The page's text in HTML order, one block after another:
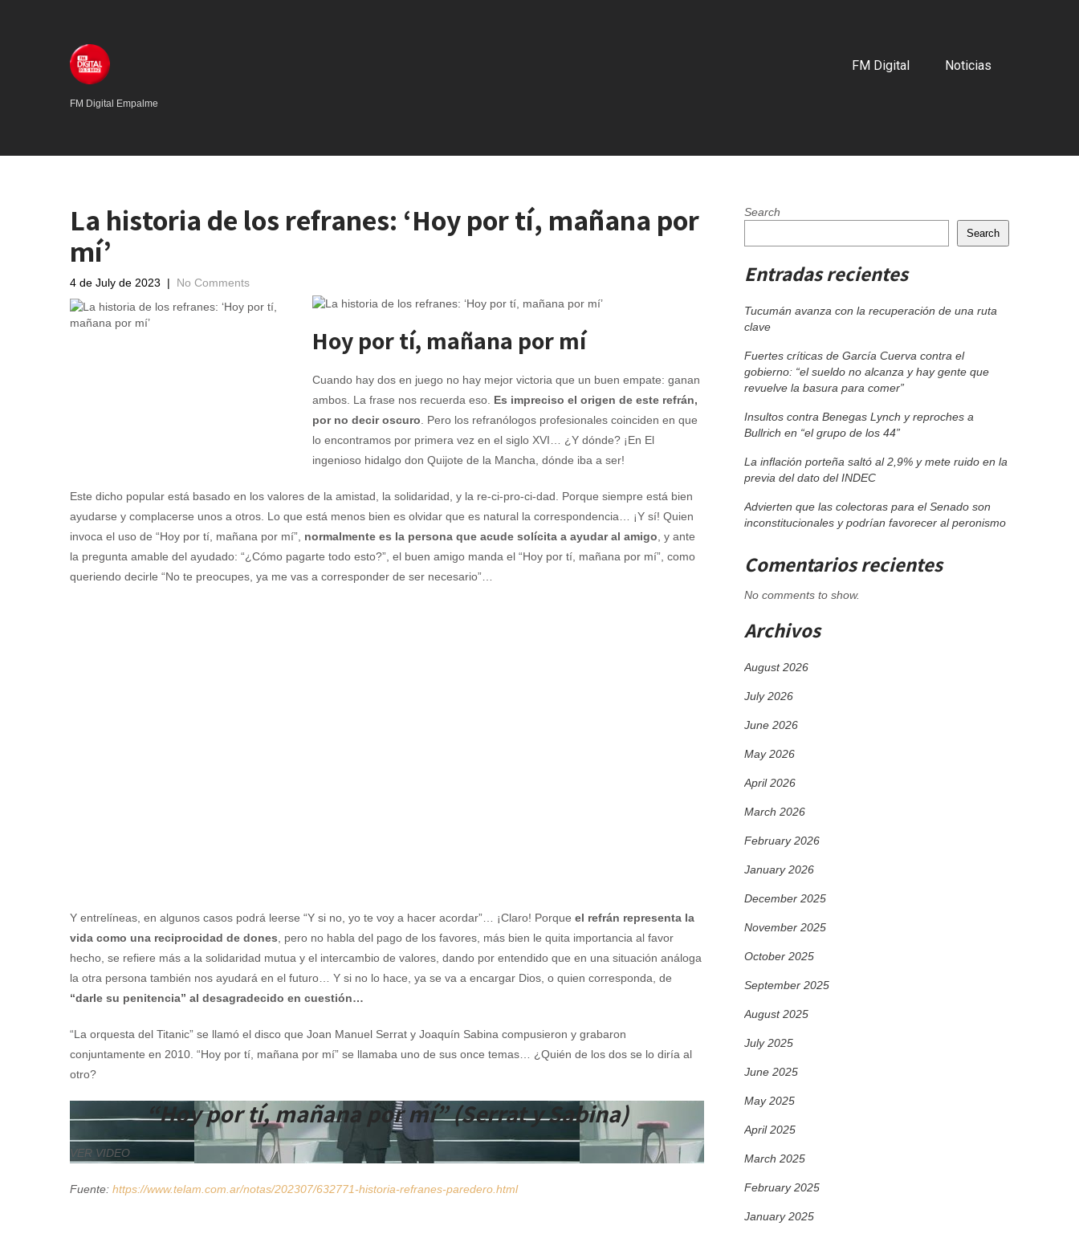
FM Digital Empalme
FM Digital Noticias
La historia de los refranes: ‘Hoy por tí, mañana por
mí’
4 de July de 2023 | No Comments
Hoy por tí, mañana por mí
Cuando hay dos en juego no hay mejor victoria que un buen empate: ganan
ambos. La frase nos recuerda eso. Es impreciso el origen de este refrán,
por no decir oscuro. Pero los refranólogos profesionales coinciden en que
lo encontramos por primera vez en el siglo XVI… ¿Y dónde? ¡En El
ingenioso hidalgo don Quijote de la Mancha, dónde iba a ser!
Este dicho popular está basado en los valores de la amistad, la solidaridad, y la re-ci-pro-ci-dad. Porque siempre está bien
ayudarse y complacerse unos a otros. Lo que está menos bien es olvidar que es natural la correspondencia… ¡Y sí! Quien
invoca el uso de “Hoy por tí, mañana por mí”, normalmente es la persona que acude solícita a ayudar al amigo, y ante
la pregunta amable del ayudado: “¿Cómo pagarte todo esto?”, el buen amigo manda el “Hoy por tí, mañana por mí”, como
queriendo decirle “No te preocupes, ya me vas a corresponder de ser necesario”…
Y entrelíneas, en algunos casos podrá leerse “Y si no, yo te voy a hacer acordar”… ¡Claro! Porque el refrán representa la
vida como una reciprocidad de dones, pero no habla del pago de los favores, más bien le quita importancia al favor
hecho, se refiere más a la solidaridad mutua y el intercambio de valores, dando por entendido que en una situación análoga
la otra persona también nos ayudará en el futuro… Y si no lo hace, ya se va a encargar Dios, o quien corresponda, de
“darle su penitencia” al desagradecido en cuestión…
“La orquesta del Titanic” se llamó el disco que Joan Manuel Serrat y Joaquín Sabina compusieron y grabaron
conjuntamente en 2010. “Hoy por tí, mañana por mí” se llamaba uno de sus once temas… ¿Quién de los dos se lo diría al
otro?
“Hoy por tí, mañana por mí” (Serrat y Sabina)
VER VIDEO
Fuente: https://www.telam.com.ar/notas/202307/632771-historia-refranes-paredero.html
Search
Search
Entradas recientes
Tucumán avanza con la recuperación de una ruta
clave
Fuertes críticas de García Cuerva contra el
gobierno: “el sueldo no alcanza y hay gente que
revuelve la basura para comer”
Insultos contra Benegas Lynch y reproches a
Bullrich en “el grupo de los 44”
La inflación porteña saltó al 2,9% y mete ruido en la
previa del dato del INDEC
Advierten que las colectoras para el Senado son
inconstitucionales y podrían favorecer al peronismo
Comentarios recientes
No comments to show.
Archivos
August 2026
July 2026
June 2026
May 2026
April 2026
March 2026
February 2026
January 2026
December 2025
November 2025
October 2025
September 2025
August 2025
July 2025
June 2025
May 2025
April 2025
March 2025
February 2025
January 2025